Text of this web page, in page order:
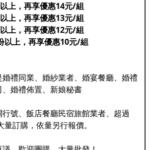
上，再享優惠14元/組
上，再享優惠13元/組
上，再享優惠12元/組
以上，再享優惠10元/組
婚禮同業、婚紗業者、婚宴餐廳、婚禮
、婚禮佈置、新娘秘書
號、飯店餐廳民宿旅館業者、超過
量訂購，依量另行報價。